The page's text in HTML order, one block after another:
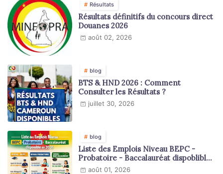
Résultats
Résultats définitifs du concours direct
Douanes 2026
août 02, 2026
blog
BTS & HND 2026 : Comment
Consulter les Résultats ?
juillet 30, 2026
blog
Liste des Emplois Niveau BEPC -
Probatoire - Baccalauréat dispoblible
en 2026
août 01, 2026